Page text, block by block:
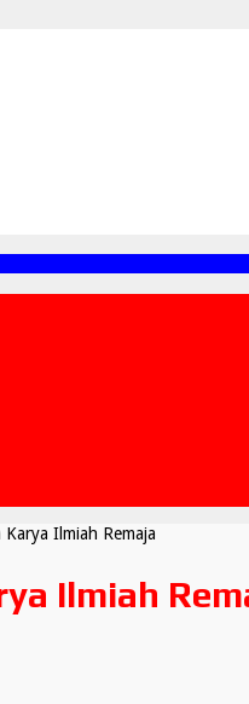
Ilmiah Remaja
Ilmiah